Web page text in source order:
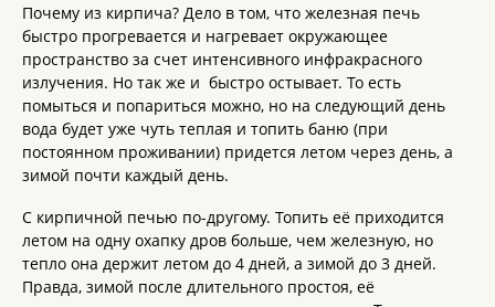
Почему из кирпича? Дело в том, что железная печь
быстро прогревается и нагревает окружающее
пространство за счет интенсивного инфракрасного
излучения. Но так же и быстро остывает. То есть
помыться и попариться можно, но на следующий день
вода будет уже чуть теплая и топить баню (при
постоянном проживании) придется летом через день, а
зимой почти каждый день.
С кирпичной печью по-другому. Топить её приходится
летом на одну охапку дров больше, чем железную, но
тепло она держит летом до 4 дней, а зимой до 3 дней.
Правда, зимой после длительного простоя, её